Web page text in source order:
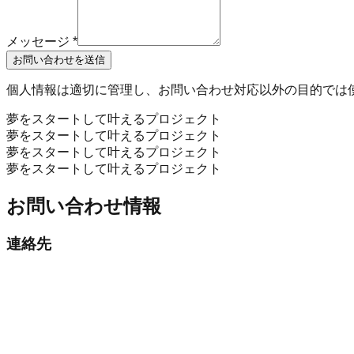
メッセージ *
お問い合わせを送信
個人情報は適切に管理し、お問い合わせ対応以外の目的では
夢をスタートして叶えるプロジェクト
夢をスタートして叶えるプロジェクト
夢をスタートして叶えるプロジェクト
夢をスタートして叶えるプロジェクト
お問い合わせ情報
連絡先